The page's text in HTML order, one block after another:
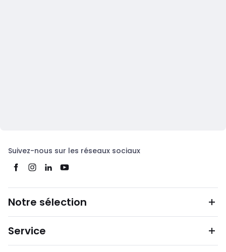
Suivez-nous sur les réseaux sociaux
Notre sélection
Service